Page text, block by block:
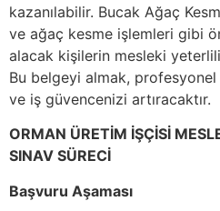
kazanılabilir. Bucak Ağaç
ve ağaç kesme işlemleri gibi
alacak kişilerin mesleki
Bu belgeyi almak,
ve iş güvencenizi artıracaktır.
ORMAN ÜRETİM İŞÇİSİ
SINAV SÜRECİ
Başvuru Aşaması